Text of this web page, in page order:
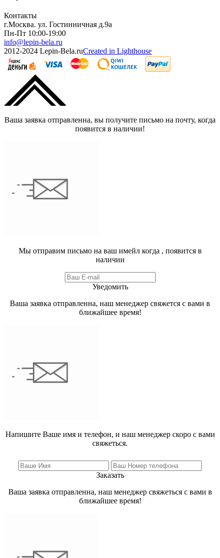
Контакты
г.Москва. ул. Гостинничная д.9а
Пн-Пт 10:00-19:00
info@lepin-bela.ru
2012-2024 Lepin-Bela.ruCreated in Lighthouse
Ваша заявка отправленна, вы получите письмо на почту, когда
появится в наличии!
Мы отправим письмо на ваш имейл когда , появится в
наличии
Уведомить
Ваша заявка отправленна, наш менеджер свяжется с вами в
ближайшее время!
Напишите Ваше имя и телефон, и наш менеджер скоро с вами
свяжеться.
Заказать
Ваша заявка отправленна, наш менеджер свяжеться с вами в
ближайшее время!